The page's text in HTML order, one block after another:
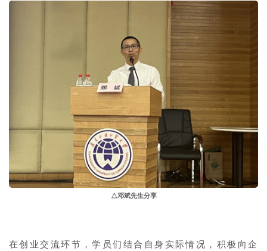
△邓斌先生分享
在创业交流环节，学员们结合自身实际情况，积极向企